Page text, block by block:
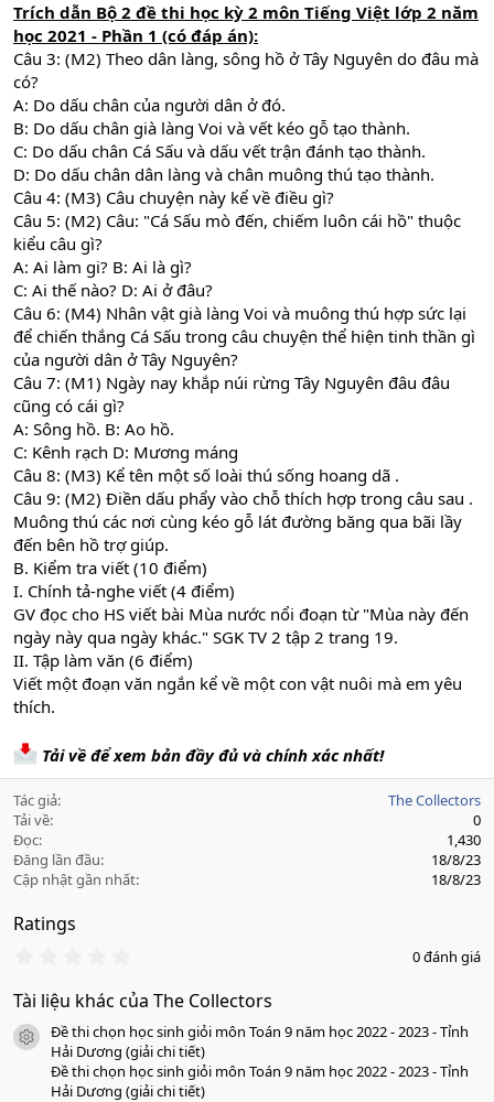
Trích dẫn Bộ 2 đề thi học kỳ 2 môn Tiếng Việt lớp 2 năm
học 2021 - Phần 1 (có đáp án):
Câu 3: (M2) Theo dân làng, sông hồ ở Tây Nguyên do đâu mà
có?
A: Do dấu chân của người dân ở đó.
B: Do dấu chân già làng Voi và vết kéo gỗ tạo thành.
C: Do dấu chân Cá Sấu và dấu vết trận đánh tạo thành.
D: Do dấu chân dân làng và chân muông thú tạo thành.
Câu 4: (M3) Câu chuyện này kể về điều gì?
Câu 5: (M2) Câu: "Cá Sấu mò đến, chiếm luôn cái hồ" thuộc
kiểu câu gì?
A: Ai làm gi? B: Ai là gì?
C: Ai thế nào? D: Ai ở đâu?
Câu 6: (M4) Nhân vật già làng Voi và muông thú hợp sức lại
để chiến thắng Cá Sấu trong câu chuyện thể hiện tinh thần gì
của người dân ở Tây Nguyên?
Câu 7: (M1) Ngày nay khắp núi rừng Tây Nguyên đâu đâu
cũng có cái gì?
A: Sông hồ. B: Ao hồ.
C: Kênh rạch D: Mương máng
Câu 8: (M3) Kể tên một số loài thú sống hoang dã .
Câu 9: (M2) Điền dấu phẩy vào chỗ thích hợp trong câu sau .
Muông thú các nơi cùng kéo gỗ lát đường băng qua bãi lầy
đến bên hồ trợ giúp.
B. Kiểm tra viết (10 điểm)
I. Chính tả-nghe viết (4 điểm)
GV đọc cho HS viết bài Mùa nước nổi đoạn từ "Mùa này đến
ngày này qua ngày khác." SGK TV 2 tập 2 trang 19.
II. Tập làm văn (6 điểm)
Viết một đoạn văn ngắn kể về một con vật nuôi mà em yêu
thích.
Tải về để xem bản đầy đủ và chính xác nhất!
Tác giả
The Collectors
Tải về
0
Đọc
1,430
Đăng lần đầu
18/8/23
Cập nhật gần nhất
18/8/23
Ratings
0
0
a
o
0 đánh giá
Tài liệu khác của The Collectors
icon tài liệu
Đề thi chọn học sinh giỏi môn Toán 9 năm học 2022 - 2023 - Tỉnh
Hải Dương (giải chi tiết)
Đề thi chọn học sinh giỏi môn Toán 9 năm học 2022 - 2023 - Tỉnh
Hải Dương (giải chi tiết)